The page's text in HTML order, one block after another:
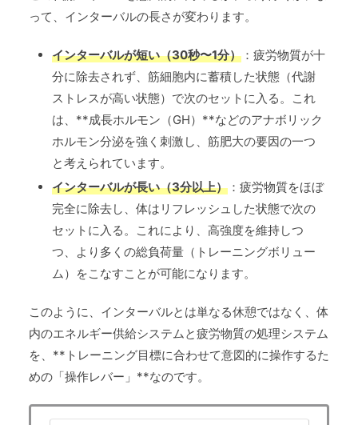
って、インターバルの長さが変わります。
インターバルが短い（30秒〜1分） ：疲労物質が十
分に除去されず、筋細胞内に蓄積した状態（代謝
ストレスが高い状態）で次のセットに入る。これ
は、**成長ホルモン（GH）**などのアナボリック
ホルモン分泌を強く刺激し、筋肥大の要因の一つ
と考えられています。
インターバルが長い（3分以上） ：疲労物質をほぼ
完全に除去し、体はリフレッシュした状態で次の
セットに入る。これにより、高強度を維持しつ
つ、より多くの総負荷量（トレーニングボリュー
ム）をこなすことが可能になります。
このように、インターバルとは単なる休憩ではなく、体
内のエネルギー供給システムと疲労物質の処理システム
を、**トレーニング目標に合わせて意図的に操作するた
めの「操作レバー」**なのです。